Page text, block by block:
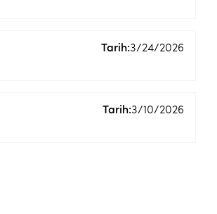
Tarih:3/24/2026
Tarih:3/10/2026